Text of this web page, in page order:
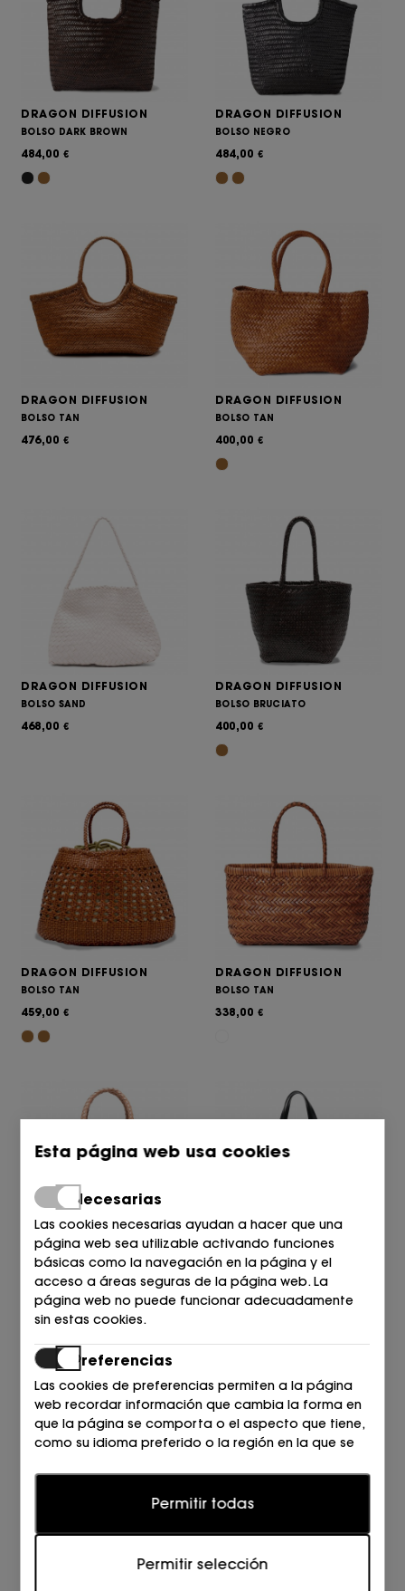
DRAGON DIFFUSION
BOLSO DARK BROWN
484,00 €
DRAGON DIFFUSION
BOLSO NEGRO
484,00 €
DRAGON DIFFUSION
BOLSO TAN
476,00 €
DRAGON DIFFUSION
BOLSO TAN
400,00 €
DRAGON DIFFUSION
BOLSO SAND
468,00 €
DRAGON DIFFUSION
BOLSO BRUCIATO
400,00 €
DRAGON DIFFUSION
BOLSO TAN
459,00 €
DRAGON DIFFUSION
BOLSO TAN
338,00 €
DRAGON DIFFUSION
BOLSO NATURAL
338,00€
DRAGON DIFFUSION
BOLSO NEGRO
465,00€
BOLSO TAN
Esta página web usa cookies
Necesarias
Las cookies necesarias ayudan a hacer que una
página web sea utilizable activando funciones
básicas como la navegación en la página y el
acceso a áreas seguras de la página web. La
página web no puede funcionar adecuadamente
sin estas cookies.
Preferencias
Las cookies de preferencias permiten a la página
web recordar información que cambia la forma en
que la página se comporta o el aspecto que tiene,
como su idioma preferido o la región en la que se
Estadísticas
los visitantes con las páginas web reuniendo y
Permitir todas
Permitir selección